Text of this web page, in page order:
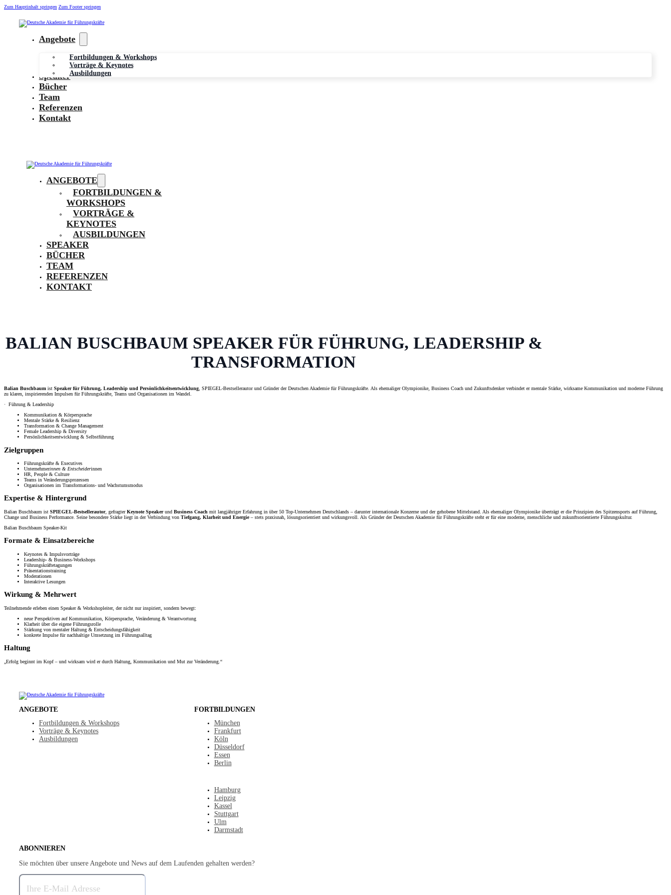
Zum Hauptinhalt springen Zum Footer springen
Angebote
Fortbildungen & Workshops
Vorträge & Keynotes
Ausbildungen
Speaker
Bücher
Team
Referenzen
Kontakt
ANGEBOTE
FORTBILDUNGEN &
WORKSHOPS
VORTRÄGE &
KEYNOTES
AUSBILDUNGEN
SPEAKER
BÜCHER
TEAM
REFERENZEN
KONTAKT
BALIAN BUSCHBAUM SPEAKER FÜR FÜHRUNG, LEADERSHIP &
TRANSFORMATION
Balian Buschbaum ist Speaker für Führung, Leadership und Persönlichkeitsentwicklung , SPIEGEL-Bestsellerautor und Gründer der Deutschen Akademie für Führungskräfte. Als ehemaliger Olympionike, Business Coach und Zukunftsdenker verbindet er mentale Stärke, wirksame Kommunikation und moderne Führung
zu klaren, inspirierenden Impulsen für Führungskräfte, Teams und Organisationen im Wandel.
· Führung & Leadership
Kommunikation & Körpersprache
Mentale Stärke & Resilienz
Transformation & Change Management
Female Leadership & Diversity
Persönlichkeitsentwicklung & Selbstführung
Zielgruppen
Führungskräfte & Executives
Unternehmerinnen & Entscheiderinnen
HR, People & Culture
Teams in Veränderungsprozessen
Organisationen im Transformations- und Wachstumsmodus
Expertise & Hintergrund
Balian Buschbaum ist SPIEGEL-Bestsellerautor, gefragterKeynote Speakerund Business Coach mit langjähriger Erfahrung in über 50 Top-Unternehmen Deutschlands – darunter internationale Konzerne und der gehobene Mittelstand. Als ehemaliger Olympionike überträgt er die Prinzipien des Spitzensports auf Führung,
Change und Business Performance. Seine besondere Stärke liegt in der Verbindung von Tiefgang, Klarheit und Energie– stets praxisnah, lösungsorientiert und wirkungsvoll. Als Gründer der Deutschen Akademie für Führungskräfte steht er für eine moderne, menschliche und zukunftsorientierte Führungskultur.
Balian Buschbaum Speaker-Kit
Formate & Einsatzbereiche
Keynotes & Impulsvorträge
Leadership- & Business-Workshops
Führungskräftetagungen
Präsentationstraining
Moderationen
Interaktive Lesungen
Wirkung & Mehrwert
Teilnehmende erleben einen Speaker & Workshopleiter, der nicht nur inspiriert, sondern bewegt:
neue Perspektiven auf Kommunikation, Körpersprache, Veränderung & Verantwortung
Klarheit über die eigene Führungsrolle
Stärkung von mentaler Haltung & Entscheidungsfähigkeit
konkrete Impulse für nachhaltige Umsetzung im Führungsalltag
Haltung
„Erfolg beginnt im Kopf – und wirksam wird er durch Haltung, Kommunikation und Mut zur Veränderung.“
ANGEBOTE
Fortbildungen & Workshops
Vorträge & Keynotes
Ausbildungen
FORTBILDUNGEN
München
Frankfurt
Köln
Düsseldorf
Essen
Berlin
Hamburg
Leipzig
Kassel
Stuttgart
Ulm
Darmstadt
ABONNIEREN
Sie möchten über unsere Angebote und News auf dem Laufenden gehalten werden?